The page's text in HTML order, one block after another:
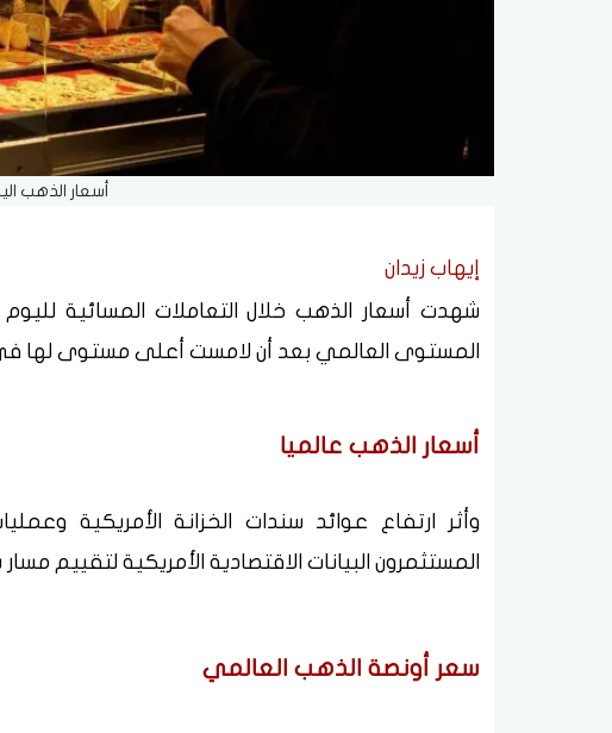
أسعار الذهب
إيهاب زيدان
المستوى العالمي بعد أن لامست أعلى مستوى لها
أسعار الذهب عالميا
وأثر ارتفاع عوائد سندات الخزانة الأمريكية
المستثمرون البيانات الاقتصادية الأمريكية لتقييم
سعر أونصة الذهب العالمي